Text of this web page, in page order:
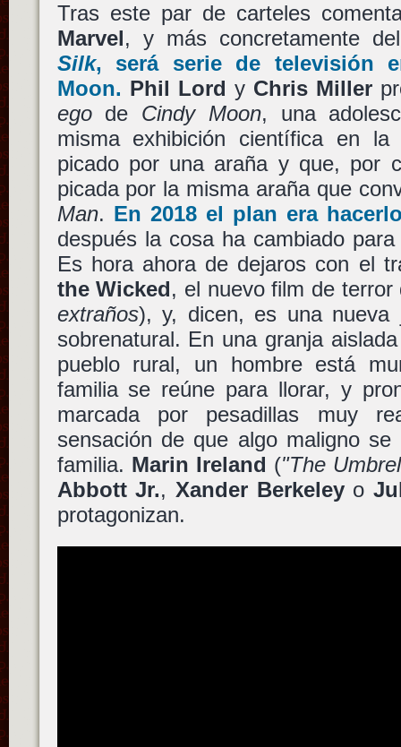
Tras este par de carteles
Marvel, y más concretamente
Silk, será serie de televisión
Moon. Phil Lord y Chris Miller
egode Cindy Moon, una
misma exhibición científica en
picado por una araña y que, por
picada por la misma araña que
Man. En 2018 el plan era
después la cosa ha cambiado
Es hora ahora de dejaros con el
the Wicked, el nuevo film de
extraños), y, dicen, es una nueva
sobrenatural. En una granja
pueblo rural, un hombre está
familia se reúne para llorar, y
marcada por pesadillas muy
sensación de que algo maligno
familia. Marin Ireland ("The
Abbott Jr., Xander Berkeleyo
protagonizan.